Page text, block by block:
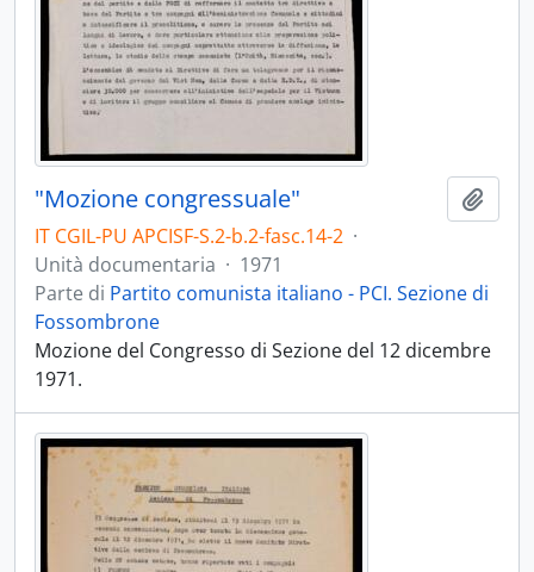
"Mozione congressuale"
IT CGIL-PU APCISF-S.2-b.2-fasc.14-2 ·
Unità documentaria · 1971
Parte di Partito comunista italiano - PCI. Sezione di
Fossombrone
Mozione del Congresso di Sezione del 12 dicembre
1971.